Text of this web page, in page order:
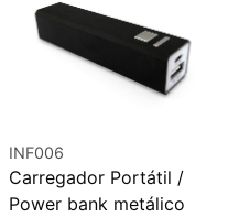
INF006
Carregador Portátil /
Power bank metálico